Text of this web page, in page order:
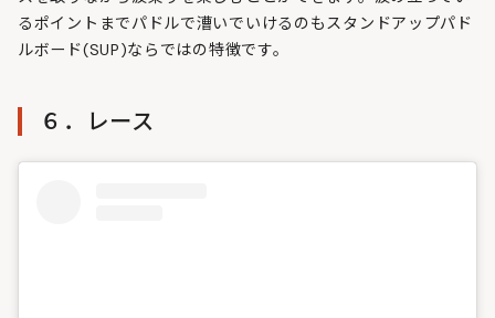
るポイントまでパドルで漕いでいけるのもスタンドアップパド
ルボード(SUP)ならではの特徴です。
６．レース